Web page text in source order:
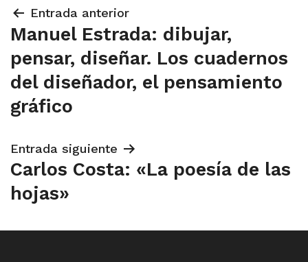
Navegación
de
entradas
Entrada anterior
Manuel Estrada: dibujar,
pensar, diseñar. Los cuadernos
del diseñador, el pensamiento
gráfico
Entrada siguiente
Carlos Costa: «La poesía de las
hojas»